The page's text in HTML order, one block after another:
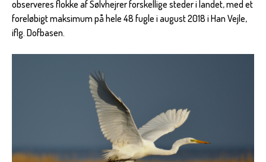
observeres flokke af Sølvhejrer forskellige steder i landet, med et
foreløbigt maksimum på hele 48 fugle i august 2018 i Han Vejle,
iflg. Dofbasen.